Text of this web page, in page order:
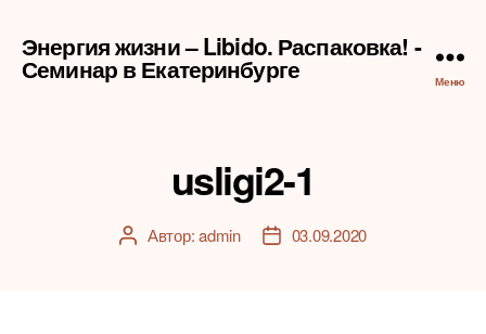
Энергия жизни – Libido. Распаковка! -
Семинар в Екатеринбурге Меню
usligi2-1
АвторАвтор:admin
Дата03.09.2020